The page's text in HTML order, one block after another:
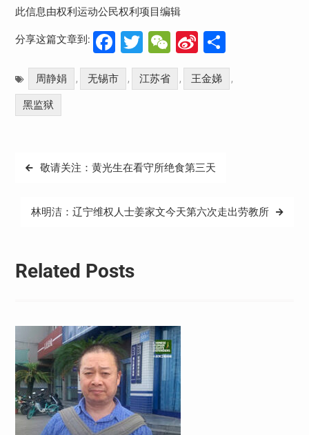
此信息由权利运动公民权利项目编辑
分享这篇文章到: Facebook
Twitter
WeChat
Sina
Weibo
分
享
周静娟 , 无锡市 , 江苏省 , 王金娣 ,
黑监狱
文
敬请关注：黄光生在看守所绝食第三天
林明洁：辽宁维权人士姜家文今天第六次走出劳教所
Related Posts